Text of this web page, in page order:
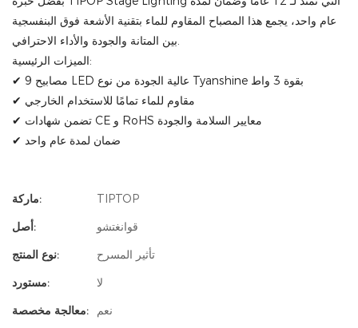
عام واحد، يجمع هذا المصباح المقاوم للماء بتقنية الأشعة فوق البنفسجية
بين المتانة والجودة والأداء الاحترافي.
الميزات الرئيسية:
✔ 9 مصابيح LED عالية الجودة من نوع Tyanshine بقوة 3 واط
✔ مقاوم للماء تمامًا للاستخدام الخارجي
✔ تضمن شهادات CE و RoHS معايير السلامة والجودة
✔ ضمان لمدة عام واحد
ماركة:
TIPTOP
أصل:
قوانغتشو
نوع المنتج:
تأثير المسرح
مستورد:
لا
معالجة مخصصة:
نعم